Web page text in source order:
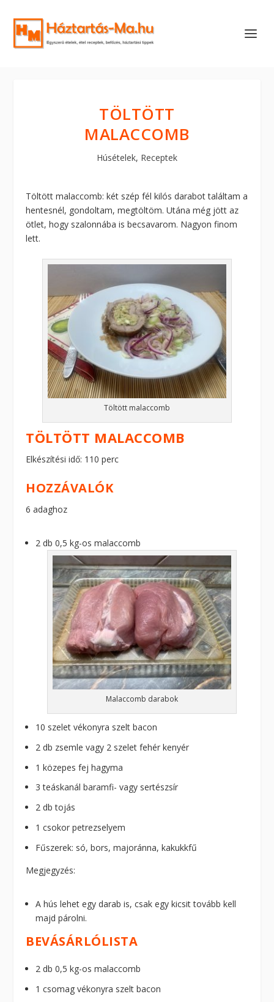
TÖLTÖTT
MALACCOMB
Húsételek, Receptek
Töltött malaccomb: két szép fél kilós darabot találtam a
hentesnél, gondoltam, megtöltöm. Utána még jött az
ötlet, hogy szalonnába is becsavarom. Nagyon finom
lett.
Töltött malaccomb
TÖLTÖTT MALACCOMB
Elkészítési idő: 110 perc
HOZZÁVALÓK
6 adaghoz
2 db 0,5 kg-os malaccomb
Malaccomb darabok
10 szelet vékonyra szelt bacon
2 db zsemle vagy 2 szelet fehér kenyér
1 közepes fej hagyma
3 teáskanál baramfi- vagy sertészsír
2 db tojás
1 csokor petrezselyem
Fűszerek: só, bors, majoránna, kakukkfű
Megjegyzés:
A hús lehet egy darab is, csak egy kicsit tovább kell
majd párolni.
BEVÁSÁRLÓLISTA
2 db 0,5 kg-os malaccomb
1 csomag vékonyra szelt bacon